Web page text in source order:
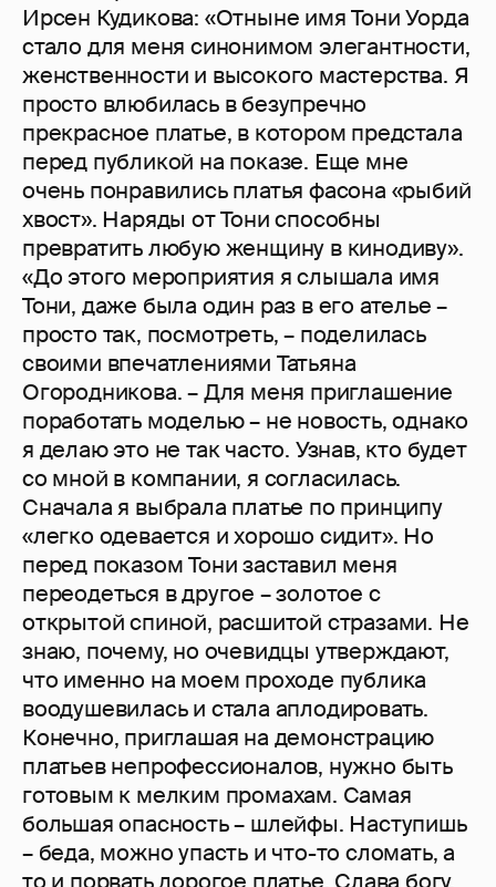
Ирсен Кудикова: «Отныне имя Тони Уорда
стало для меня синонимом элегантности,
женственности и высокого мастерства. Я
просто влюбилась в безупречно
прекрасное платье, в котором предстала
перед публикой на показе. Еще мне
очень понравились платья фасона «рыбий
хвост». Наряды от Тони способны
превратить любую женщину в кинодиву».
«До этого мероприятия я слышала имя
Тони, даже была один раз в его ателье –
просто так, посмотреть, – поделилась
своими впечатлениями Татьяна
Огородникова. – Для меня приглашение
поработать моделью – не новость, однако
я делаю это не так часто. Узнав, кто будет
со мной в компании, я согласилась.
Сначала я выбрала платье по принципу
«легко одевается и хорошо сидит». Но
перед показом Тони заставил меня
переодеться в другое – золотое с
открытой спиной, расшитой стразами. Не
знаю, почему, но очевидцы утверждают,
что именно на моем проходе публика
воодушевилась и стала аплодировать.
Конечно, приглашая на демонстрацию
платьев непрофессионалов, нужно быть
готовым к мелким промахам. Самая
большая опасность – шлейфы. Наступишь
– беда, можно упасть и что-то сломать, а